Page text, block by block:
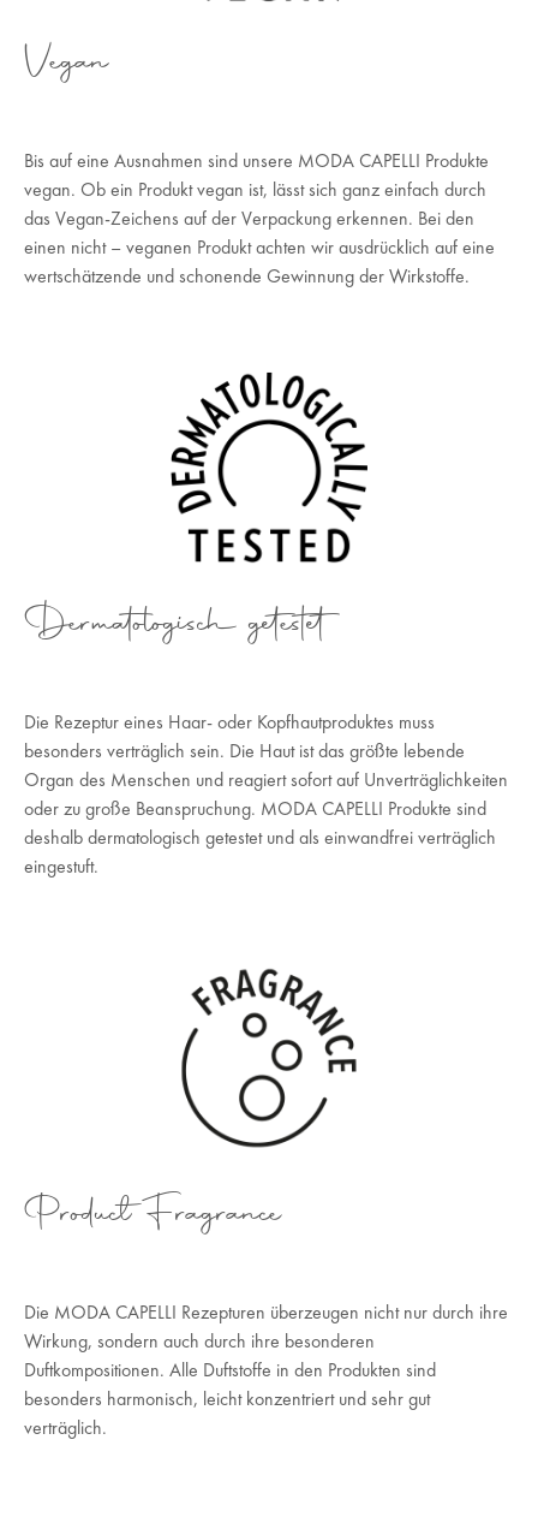
Vegan
Bis auf eine Ausnahmen sind unsere MODA CAPELLI Produkte
vegan. Ob ein Produkt vegan ist, lässt sich ganz einfach durch
das Vegan-Zeichens auf der Verpackung erkennen. Bei den
einen nicht – veganen Produkt achten wir ausdrücklich auf eine
wertschätzende und schonende Gewinnung der Wirkstoffe.
Dermatologisch getestet
Die Rezeptur eines Haar- oder Kopfhautproduktes muss
besonders verträglich sein. Die Haut ist das größte lebende
Organ des Menschen und reagiert sofort auf Unverträglichkeiten
oder zu große Beanspruchung. MODA CAPELLI Produkte sind
deshalb dermatologisch getestet und als einwandfrei verträglich
eingestuft.
Product Fragrance
Die MODA CAPELLI Rezepturen überzeugen nicht nur durch ihre
Wirkung, sondern auch durch ihre besonderen
Duftkompositionen. Alle Duftstoffe in den Produkten sind
besonders harmonisch, leicht konzentriert und sehr gut
verträglich.